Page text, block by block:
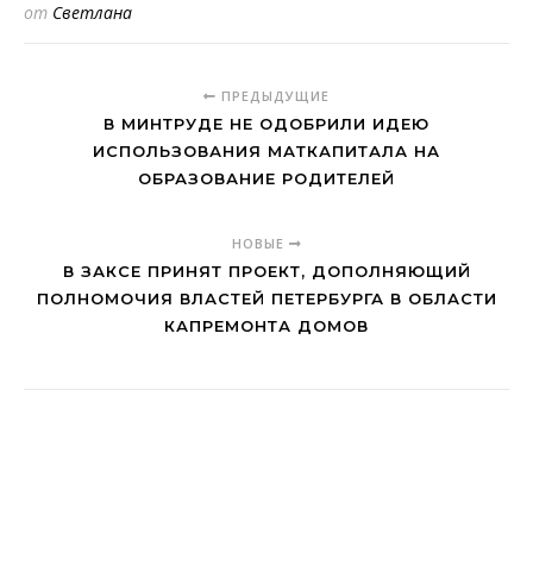
от Светлана
ПРЕДЫДУЩИЕ
В МИНТРУДЕ НЕ ОДОБРИЛИ ИДЕЮ
ИСПОЛЬЗОВАНИЯ МАТКАПИТАЛА НА
ОБРАЗОВАНИЕ РОДИТЕЛЕЙ
НОВЫЕ
В ЗАКСЕ ПРИНЯТ ПРОЕКТ, ДОПОЛНЯЮЩИЙ
ПОЛНОМОЧИЯ ВЛАСТЕЙ ПЕТЕРБУРГА В ОБЛАСТИ
КАПРЕМОНТА ДОМОВ